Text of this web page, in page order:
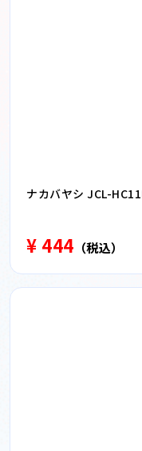
ナカバヤシ JCL-
¥ 444 （税込）